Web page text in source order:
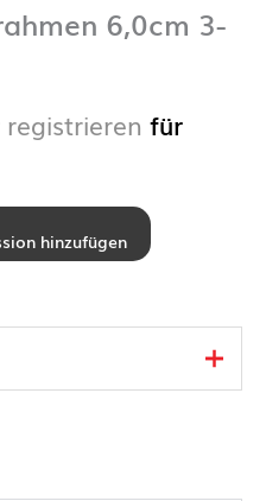
6,0cm 3-
für
hinzufügen